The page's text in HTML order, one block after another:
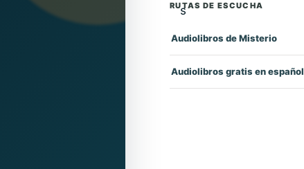
RUTAS DE ESCUCHA
Audiolibros de Misterio
Audiolibros gratis en español